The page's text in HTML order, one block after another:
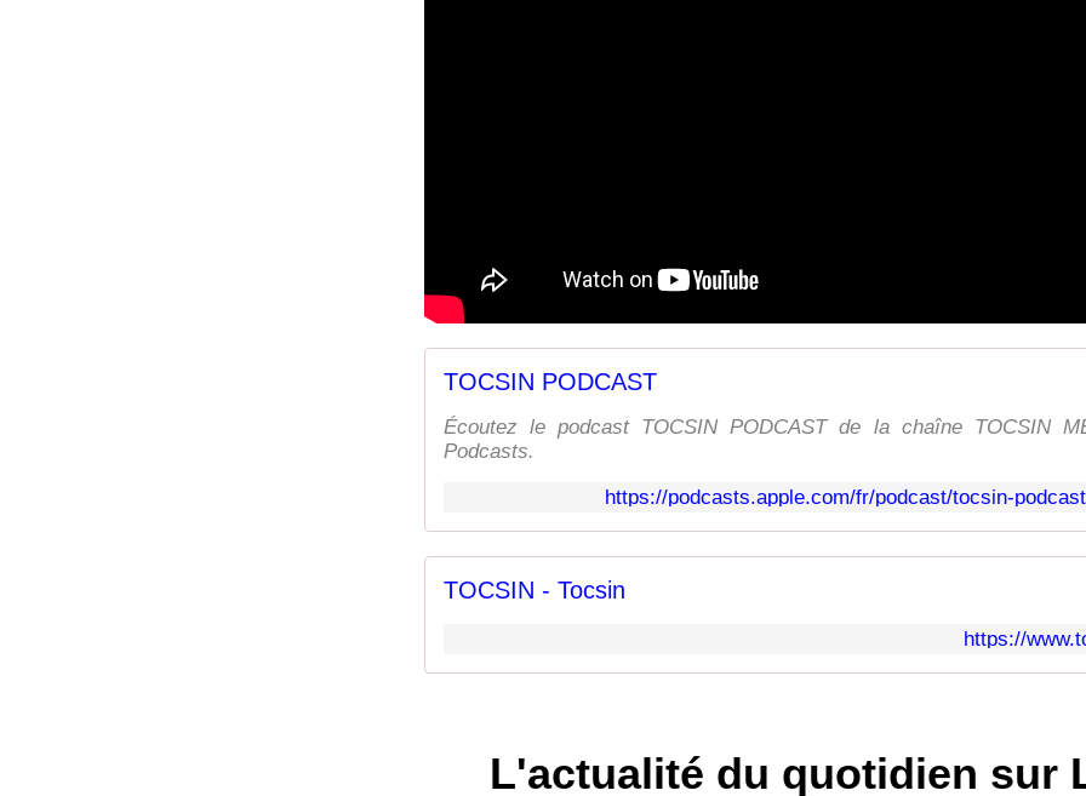
TOCSIN PODCAST
Écoutez le podcast TOCSIN PODCAST de la chaîne TOCSIN
Podcasts.
https://podcasts.apple.com/fr/podcast/tocsin-
TOCSIN - Tocsin
https://
L'actualité du quotidien sur